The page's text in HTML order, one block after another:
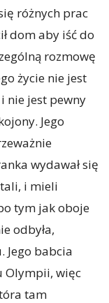
różnych prac
dom aby iść do
rozmowę
życie nie jest
nie jest pewny
Jego
wydawał się
i mieli
tym jak oboje
odbyła,
Jego babcia
Olympii, więc
tam